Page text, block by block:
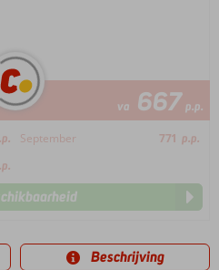
va 667 p.p.
September 771 p.p.
Beschrijving